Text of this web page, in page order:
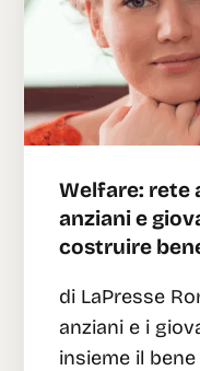
Welfare: rete
anziani e
costruire
di LaPresse
anziani e i
insieme il
Italian